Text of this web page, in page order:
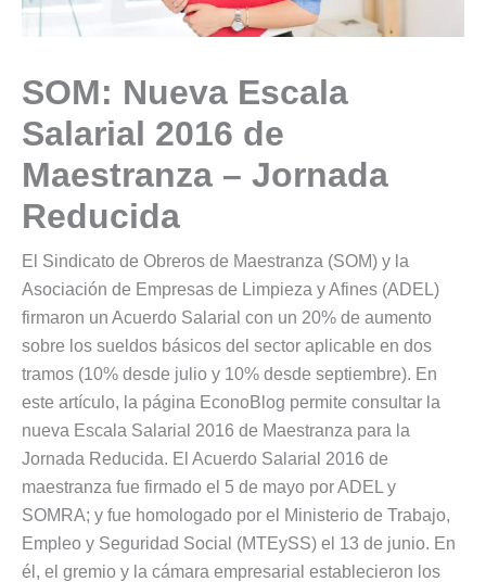
SOM: Nueva Escala
Salarial 2016 de
Maestranza – Jornada
Reducida
El Sindicato de Obreros de Maestranza (SOM) y la
Asociación de Empresas de Limpieza y Afines (ADEL)
firmaron un Acuerdo Salarial con un 20% de aumento
sobre los sueldos básicos del sector aplicable en dos
tramos (10% desde julio y 10% desde septiembre). En
este artículo, la página EconoBlog permite consultar la
nueva Escala Salarial 2016 de Maestranza para la
Jornada Reducida. El Acuerdo Salarial 2016 de
maestranza fue firmado el 5 de mayo por ADEL y
SOMRA; y fue homologado por el Ministerio de Trabajo,
Empleo y Seguridad Social (MTEySS) el 13 de junio. En
él, el gremio y la cámara empresarial establecieron los